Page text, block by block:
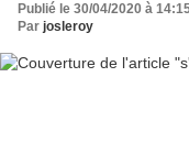
Publié le 30/04/2020 à
Par josleroy